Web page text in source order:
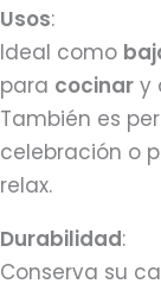
Usos:
Ideal como
para cocinar y
También es
celebración o
relax.
Durabilidad:
Conserva su